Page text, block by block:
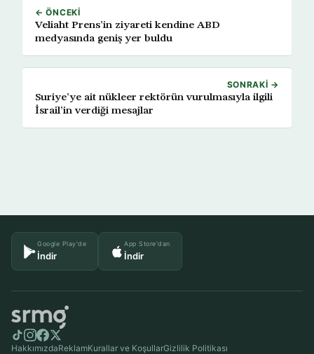
← ÖNCEKI
Veliaht Prens’in ziyareti kendine ABD
medyasında geniş yer buldu
SONRAKI →
Suriye’ye ait nükleer rektörün vurulmasıyla ilgili
İsrail’in verdiği mesajlar
Google Play'de
İndir
App Store'dan
İndir
HakkımızdaReklamKurallar ve KoşullarGizlilik Politikası